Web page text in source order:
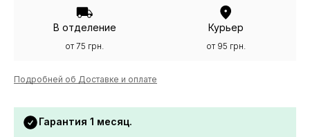
В отделение
от 75 грн.
Курьер
от 95 грн.
Подробней об Доставке и оплате
Гарантия 1 месяц.